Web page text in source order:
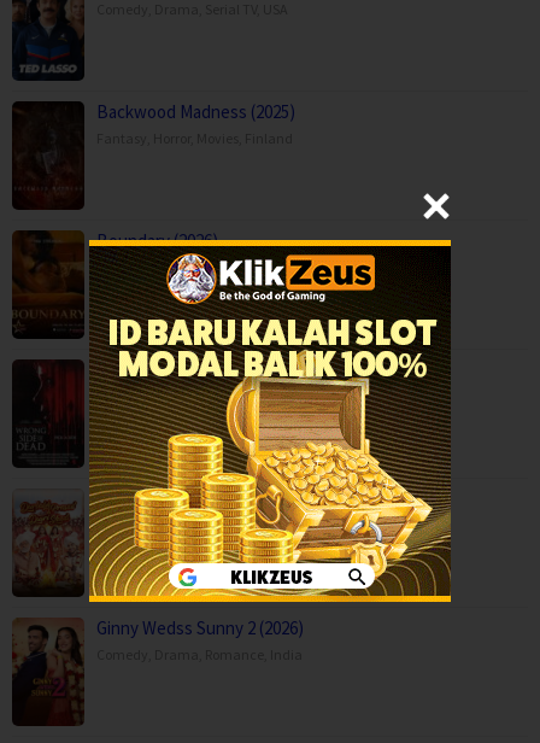
Backwood Madness (2025)
Boundary (2026)
Movies,Romance,
Capps Crossing: Wrong Side of Dead (2026…
Horror,Movies,Thriller,USA
Durlabh Prasad Ki Dusri Shadi (2025)
Comedy,Family,Movies,India
Ginny Wedss Sunny 2 (2026)